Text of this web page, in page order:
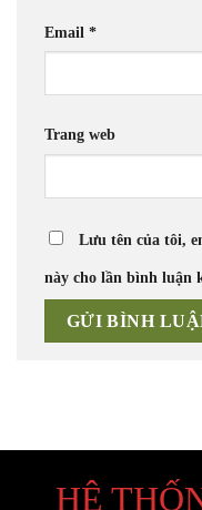
Email *
Trang web
Lưu tên của tôi,
này cho lần bình luận
HỆ